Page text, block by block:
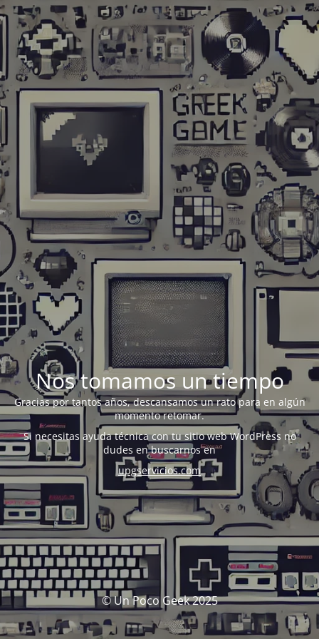
Nos tomamos un tiempo
Gracias por tantos años, descansamos un rato para en algún
momento retomar.
Si necesitas ayuda técnica con tu sitio web WordPress no
dudes en buscarnos en
upgservicios.com
© Un Poco Geek 2025